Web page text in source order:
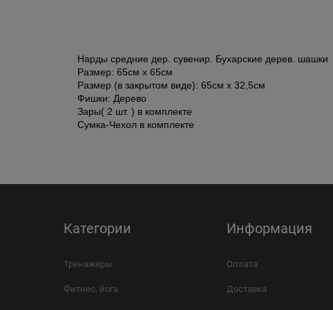
Нарды средние дер. сувенир. Бухарские дерев. шашки
Размер: 65cм х 65см
Размер (в закрытом виде): 65см х 32,5см
Фишки: Дерево
Зары( 2 шт. ) в комплекте
Сумка-Чехол в комплекте
Категории
Тренажеры
Фитнес, йога
Информация
Оплата
Доставка